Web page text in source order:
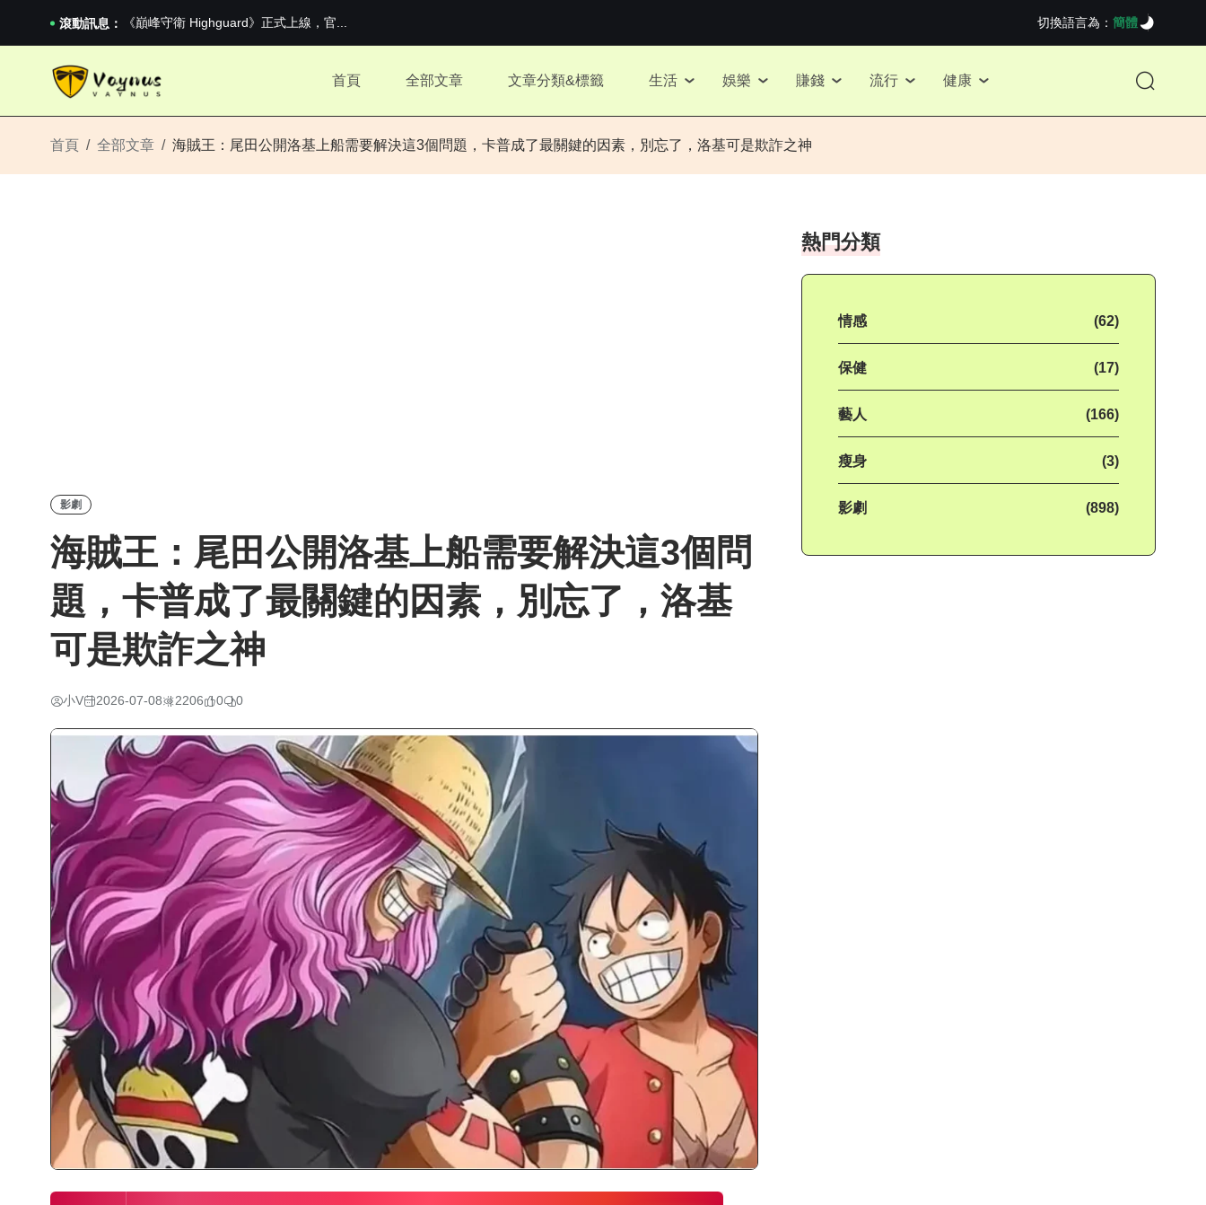
滾動訊息：
男生找物件最重要的是什麼？太真實了
2026澳網男單收官：全滿貫對上全滿亞，德約...
男生找物件最重要的是什麼？太真實了
切換語言為： 簡體
首頁 全部文章 文章分類&標籤 生活 娛樂 賺錢 流行 健康
首頁 全部文章 海賊王：尾田公開洛基上船需要解決這3個問題，卡普成了最關鍵的因素，別忘了，洛基可是欺詐之神
影劇
海賊王：尾田公開洛基上船需要解決這3個問
題，卡普成了最關鍵的因素，別忘了，洛基
可是欺詐之神
小V 2026-07-08 2206 0 0
熱門分類
情感 (62)
保健 (17)
藝人 (166)
瘦身 (3)
影劇 (898)